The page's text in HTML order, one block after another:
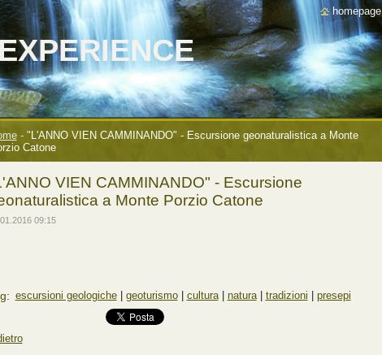
- "L'ANNO VIEN CAMMINANDO" - Escursione geonaturalistica a Monte
Catone
VIEN CAMMINANDO" - Escursione
a Monte Porzio Catone
09:15
: escursioni geologiche geoturismo cultura natura tradizioni presepi
homepage